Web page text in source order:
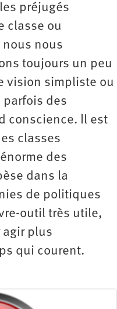
préjugés
classe ou
nous
toujours un peu
vision simpliste ou
des
conscience. Il est
classes
des
dans la
de politiques
outil très utile,
agir plus
qui courent.